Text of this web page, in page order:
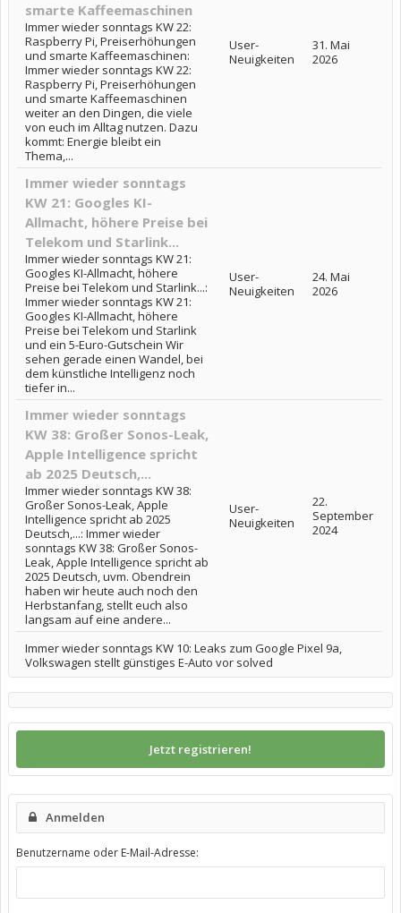
smarte Kaffeemaschinen
Immer wieder sonntags KW 22:
Raspberry Pi, Preiserhöhungen
und smarte Kaffeemaschinen:
Immer wieder sonntags KW 22:
Raspberry Pi, Preiserhöhungen
und smarte Kaffeemaschinen
weiter an den Dingen, die viele
von euch im Alltag nutzen. Dazu
kommt: Energie bleibt ein
Thema,...
User-
Neuigkeiten
31. Mai
2026
Immer wieder sonntags
KW 21: Googles KI-
Allmacht, höhere Preise bei
Telekom und Starlink...
Immer wieder sonntags KW 21:
Googles KI-Allmacht, höhere
Preise bei Telekom und Starlink...:
Immer wieder sonntags KW 21:
Googles KI-Allmacht, höhere
Preise bei Telekom und Starlink
und ein 5-Euro-Gutschein Wir
sehen gerade einen Wandel, bei
dem künstliche Intelligenz noch
tiefer in...
User-
Neuigkeiten
24. Mai
2026
Immer wieder sonntags
KW 38: Großer Sonos-Leak,
Apple Intelligence spricht
ab 2025 Deutsch,...
Immer wieder sonntags KW 38:
Großer Sonos-Leak, Apple
Intelligence spricht ab 2025
Deutsch,...: Immer wieder
sonntags KW 38: Großer Sonos-
Leak, Apple Intelligence spricht ab
2025 Deutsch, uvm. Obendrein
haben wir heute auch noch den
Herbstanfang, stellt euch also
langsam auf eine andere...
User-
Neuigkeiten
22.
September
2024
Immer wieder sonntags KW 10: Leaks zum Google Pixel 9a,
Volkswagen stellt günstiges E-Auto vor solved
Jetzt registrieren!
Anmelden
Benutzername oder E-Mail-Adresse: